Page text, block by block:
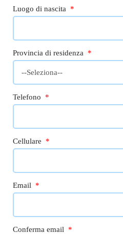
Luogo di nascita *
Provincia di residenza *
Telefono *
Cellulare *
Email *
Conferma email *